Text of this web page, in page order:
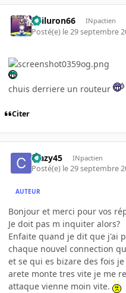
gailuron66 INpactien
Posté(e) le 29 septembre
chuis derriere un routeur
Citer
crazy45 INpactien
Posté(e) le 29 septembre
AUTEUR
Bonjour et merci pour vos
Je doit pas m inquiter alors?
Enfaite quand je dit que j'ai
chaque nouvel connection
et se qui es bizare des fois
arete monte tres vite je me
attaque vienne moin vite.